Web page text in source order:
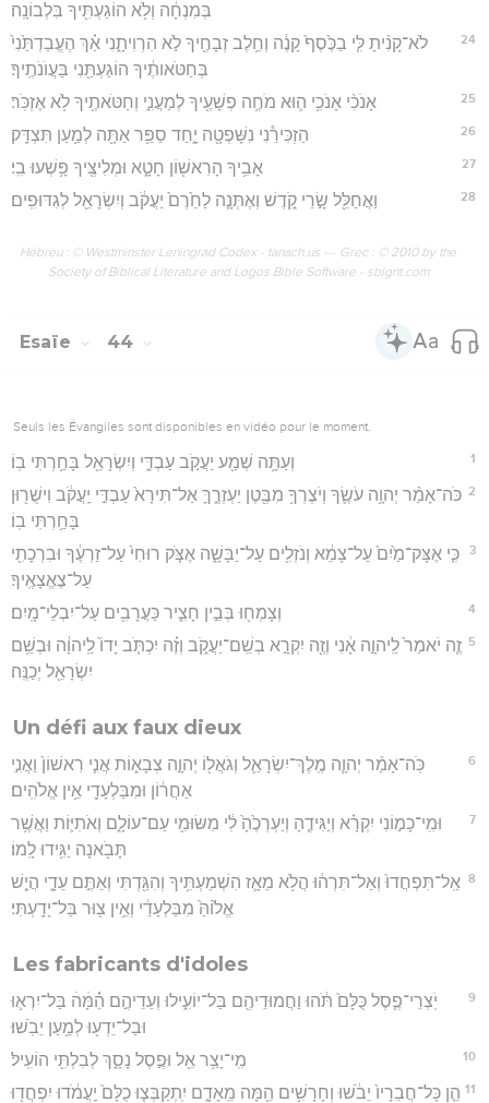
בְּמִנְחָ֔ה וְלֹ֥א הוֹגַעְתִּ֖יךָ בִּלְבוֹנָֽה׃
24
לֹא־קָנִ֨יתָ לִּ֤י בַכֶּ֙סֶף֙ קָנֶ֔ה וְחֵ֥לֶב זְבָחֶ֖יךָ לֹ֣א הִרְוִיתָ֑נִי אַ֗ךְ הֶעֱבַדְתַּ֙נִי֙
בְּחַטֹּאותֶ֔יךָ הוֹגַעְתַּ֖נִי בַּעֲוֺנֹתֶֽיךָ׃
25 אָנֹכִ֨י אָנֹכִ֥י ה֛וּא מֹחֶ֥ה פְשָׁעֶ֖יךָ לְמַעֲנִ֑י וְחַטֹּאתֶ֖יךָ לֹ֥א אֶזְכֹּֽר׃
26 הַזְכִּירֵ֕נִי נִשָּׁפְטָ֖ה יָ֑חַד סַפֵּ֥ר אַתָּ֖ה לְמַ֥עַן תִּצְדָּֽק׃
27 אָבִ֥יךָ הָרִאשׁ֖וֹן חָטָ֑א וּמְלִיצֶ֖יךָ פָּ֥שְׁעוּ בִֽי׃
28 וַאֲחַלֵּ֖ל שָׂ֣רֵי קֹ֑דֶשׁ וְאֶתְּנָ֤ה לַחֵ֙רֶם֙ יַעֲקֹ֔ב וְיִשְׂרָאֵ֖ל לְגִדּוּפִֽים׃
Hébreu : © Westminster Leningrad Codex - tanach.us --- Grec : © 2010 by the
Society of Biblical Literature and Logos Bible Software - sblgnt.com
Esaïe 44
Seuls les Évangiles sont disponibles en vidéo pour le moment.
1 וְעַתָּ֥ה שְׁמַ֖ע יַעֲקֹ֣ב עַבְדִּ֑י וְיִשְׂרָאֵ֖ל בָּחַ֥רְתִּי בֽוֹ׃
2 כֹּה־אָמַ֨ר יְהוָ֥ה עֹשֶׂ֛ךָ וְיֹצֶרְךָ֥ מִבֶּ֖טֶן יַעְזְרֶ֑ךָּ אַל־תִּירָא֙ עַבְדִּ֣י יַֽעֲקֹ֔ב וִישֻׁר֖וּן
בָּחַ֥רְתִּי בֽוֹ׃
3
כִּ֤י אֶצָּק־מַ֙יִם֙ עַל־צָמֵ֔א וְנֹזְלִ֖ים עַל־יַבָּשָׁ֑ה אֶצֹּ֤ק רוּחִי֙ עַל־זַרְעֶ֔ךָ וּבִרְכָתִ֖י
עַל־צֶאֱצָאֶֽיךָ׃
4 וְצָמְח֖וּ בְּבֵ֣ין חָצִ֑יר כַּעֲרָבִ֖ים עַל־יִבְלֵי־מָֽיִם׃
5 זֶ֤ה יֹאמַר֙ לַֽיהוָ֣ה אָ֔נִי וְזֶ֖ה יִקְרָ֣א בְשֵֽׁם־יַעֲקֹ֑ב וְזֶ֗ה יִכְתֹּ֤ב יָדוֹ֙ לַֽיהוָ֔ה וּבְשֵׁ֥ם
יִשְׂרָאֵ֖ל יְכַנֶּֽה׃
Un défi aux faux dieux
6
כֹּֽה־אָמַ֨ר יְהוָ֧ה מֶֽלֶךְ־יִשְׂרָאֵ֛ל וְגֹאֲל֖וֹ יְהוָ֣ה צְבָא֑וֹת אֲנִ֤י רִאשׁוֹן֙ וַאֲנִ֣י
אַחֲר֔וֹן וּמִבַּלְעָדַ֖י אֵ֥ין אֱלֹהִֽים׃
7
וּמִֽי־כָמ֣וֹנִי יִקְרָ֗א וְיַגִּידֶ֤הָ וְיַעְרְכֶ֙הָ֙ לִ֔י מִשּׂוּמִ֖י עַם־עוֹלָ֑ם וְאֹתִיּ֛וֹת וַאֲשֶׁ֥ר
תָּבֹ֖אנָה יַגִּ֥ידוּ לָֽמוֹ׃
8 אַֽל־תִּפְחֲדוּ֙ וְאַל־תִּרְה֔וּ הֲלֹ֥א מֵאָ֛ז הִשְׁמַעְתִּ֥יךָ וְהִגַּ֖דְתִּי וְאַתֶּ֣ם עֵדָ֑י הֲיֵ֤שׁ
אֱל֙וֹהַּ֙ מִבַּלְעָדַ֔י וְאֵ֥ין צ֖וּר בַּל־יָדָֽעְתִּי׃
Les fabricants d'idoles
9
יֹֽצְרֵי־פֶ֤סֶל כֻּלָּם֙ תֹּ֔הוּ וַחֲמוּדֵיהֶ֖ם בַּל־יוֹעִ֑ילוּ וְעֵדֵיהֶ֣ם הֵׄ֗מָּׄהׄ בַּל־יִרְא֛וּ
וּבַל־יֵדְע֖וּ לְמַ֥עַן יֵבֹֽשׁוּ׃
10 מִֽי־יָצַ֥ר אֵ֖ל וּפֶ֣סֶל נָסָ֑ךְ לְבִלְתִּ֖י הוֹעִֽיל׃
11 הֵ֤ן כָּל־חֲבֵרָיו֙ יֵבֹ֔שׁוּ וְחָרָשִׁ֥ים הֵ֖מָּה מֵֽאָדָ֑ם יִֽתְקַבְּצ֤וּ כֻלָּם֙ יַֽעֲמֹ֔דוּ יִפְחֲד֖וּ